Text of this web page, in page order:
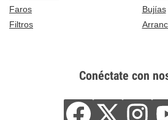
Faros
Bujías
Filtros
Conéctate con